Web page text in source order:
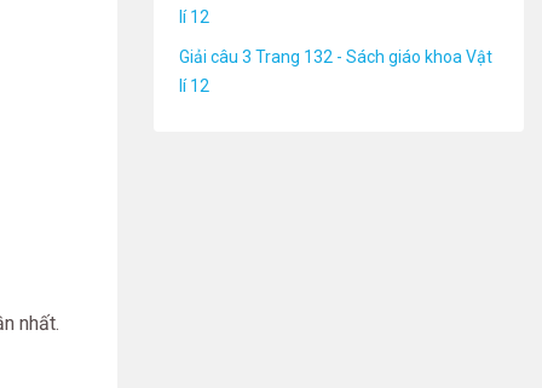
nhất.
lí 12
Giải câu 3 Trang 132 - Sách giáo khoa Vật
lí 12